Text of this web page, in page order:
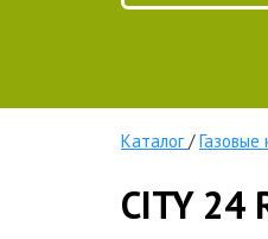
Каталог /Газовые
CITY 24